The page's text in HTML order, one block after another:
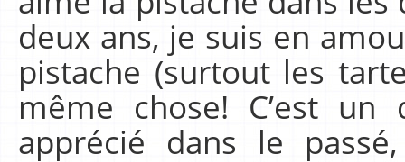
deux ans, je suis en
pistache (surtout les
même chose! C’est
apprécié dans le